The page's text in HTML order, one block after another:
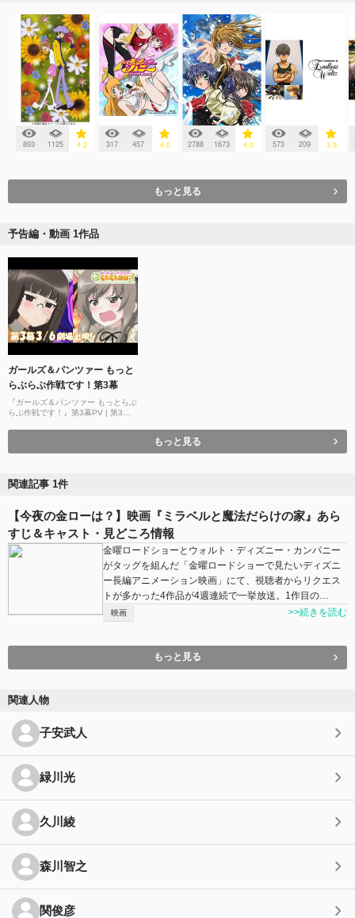
893 1125 4.2 317 457 4.0 2788 1673 4.0 573 209 3.9
もっと見る
予告編・動画 1作品
ガールズ＆パンツァー もっと
らぶらぶ作戦です！第3幕
『ガールズ＆パンツァー もっとらぶ
らぶ作戦です！』第3幕PV | 第3幕3
もっと見る
関連記事 1件
【今夜の金ローは？】映画『ミラベルと魔法だらけの家』あら
すじ＆キャスト・見どころ情報
金曜ロードショーとウォルト・ディズニー・カンパニー
がタッグを組んだ「金曜ロードショーで見たいディズニ
ー長編アニメーション映画」にて、視聴者からリクエス
トが多かった4作品が4週連続で一挙放送。1作目の…
映画 >>続きを読む
もっと見る
関連人物
子安武人
緑川光
久川綾
森川智之
関俊彦